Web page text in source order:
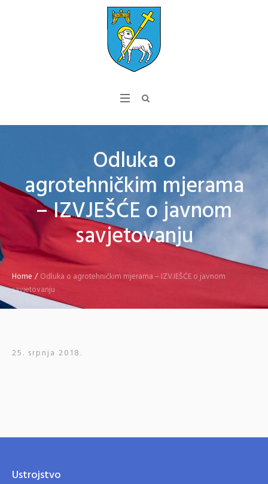
Odluka o
agrotehničkim mjerama
– IZVJEŠĆE o javnom
savjetovanju
Home /Odluka o agrotehničkim mjerama – IZVJEŠĆE o javnom
savjetovanju
25. srpnja 2018.
Ustrojstvo